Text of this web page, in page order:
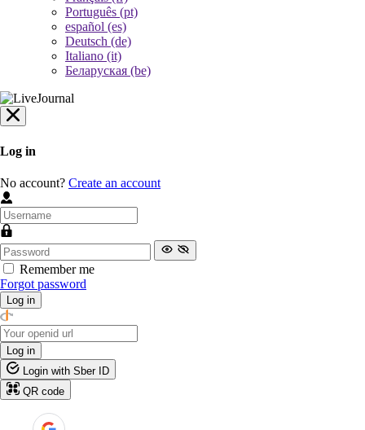
Português (pt)
español (es)
Deutsch (de)
Italiano (it)
Беларуская (be)
Log in
No account? Create an account
Remember me
Forgot password
Log in
Log in
Login with Sber ID
QR code